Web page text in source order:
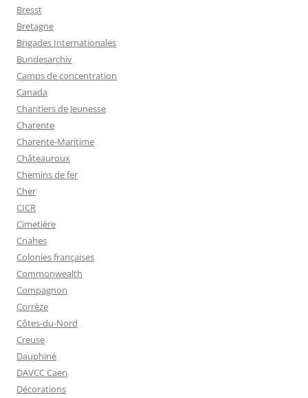
Bresst
Bretagne
Brigades Internationales
Bundesarchiv
Camps de concentration
Canada
Chantiers de Jeunesse
Charente
Charente-Maritime
Châteauroux
Chemins de fer
Cher
CICR
Cimetière
Cnahes
Colonies françaises
Commonwealth
Compagnon
Corrèze
Côtes-du-Nord
Creuse
Dauphiné
DAVCC Caen
Décorations